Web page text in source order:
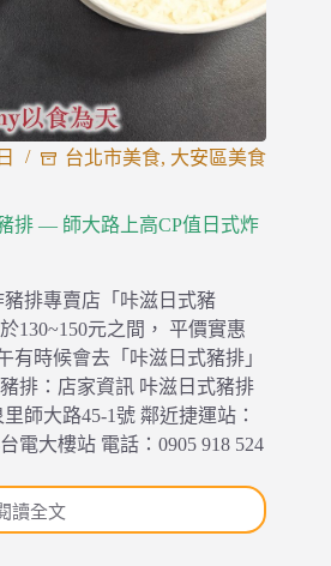
台北市美食, 大安區美食
排 — 師大路上高CP值日式炸
排專賣店「咔滋日式豬
130~150元之間， 平價實惠
有時候會去「咔滋日式豬排」
排：店家資訊 咔滋日式豬排
師大路45-1號 鄰近捷運站：
電大樓站 電話：0905 918 524
讀全文
[食